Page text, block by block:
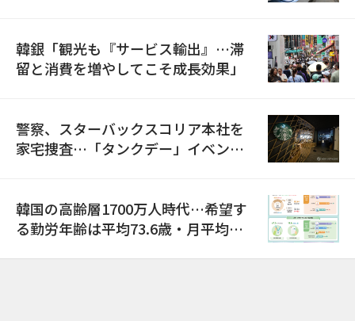
韓銀「観光も『サービス輸出』…滞
留と消費を増やしてこそ成長効果」
警察、スターバックスコリア本社を
家宅捜査…「タンクデー」イベント
韓国の高齢層1700万人時代…希望す
る勤労年齢は平均73.6歳・月平均賃